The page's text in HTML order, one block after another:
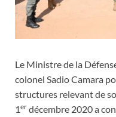
Le Ministre de la
colonel Sadio Camara
structures relevant de
1er décembre 2020 a